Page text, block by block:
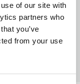
of our site with
partners who
you’ve
from your use
et
Nii aitame kaasa